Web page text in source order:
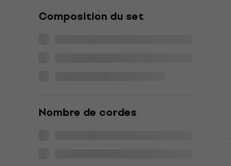
Composition du set
Nombre de cordes